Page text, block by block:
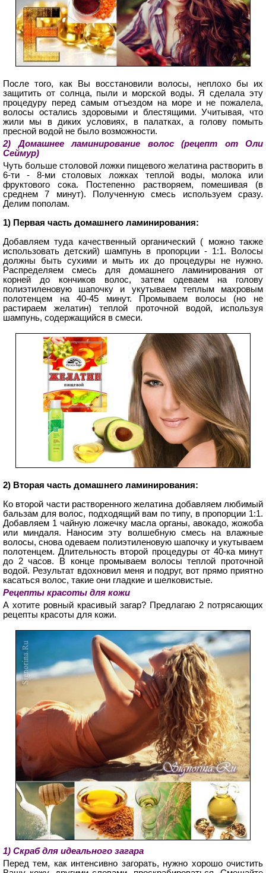
После того, как Вы восстановили волосы, неплохо бы их
защитить от солнца, пыли и морской воды. Я сделала эту
процедуру перед самым отъездом на море и не пожалела,
волосы остались здоровыми и блестящими. Учитывая, что
жили мы в диких условиях, в палатках, а голову помыть
пресной водой не было возможности.
2) Домашнее ламинирование волос (рецепт от Оли
Сеймур)
Чуть больше столовой ложки пищевого желатина растворить в
6-ти - 8-ми столовых ложках теплой воды, молока или
фруктового сока. Постепенно растворяем, помешивая (в
среднем 7 минут). Полученную смесь используем сразу.
Делим пополам.
1) Первая часть домашнего ламинирования:
Добавляем туда качественный органический ( можно также
использовать детский) шампунь в пропорции - 1:1. Волосы
должны быть сухими и мыть их до процедуры не нужно.
Распределяем смесь для домашнего ламинирования от
корней до кончиков волос, затем одеваем на голову
полиэтиленовую шапочку и укутываем теплым махровым
полотенцем на 40-45 минут. Промываем волосы (но не
растираем желатин) теплой проточной водой, используя
шампунь, содержащийся в смеси.
2) Вторая часть домашнего ламинирования:
Ко второй части растворенного желатина добавляем любимый
бальзам для волос, подходящий вам по типу, в пропорции 1:1.
Добавляем 1 чайную ложечку масла органы, авокадо, жожоба
или миндаля. Наносим эту волшебную смесь на влажные
волосы, снова одеваем полиэтиленовую шапочку и укутываем
полотенцем. Длительность второй процедуры от 40-ка минут
до 2 часов. В конце промываем волосы теплой проточной
водой. Результат вдохновил меня и подруг, вот прямо приятно
касаться волос, такие они гладкие и шелковистые.
Рецепты красоты для кожи
А хотите ровный красивый загар? Предлагаю 2 потрясающих
рецепты красоты для кожи.
1) Скраб для идеального загара
Перед тем, как интенсивно загорать, нужно хорошо очистить